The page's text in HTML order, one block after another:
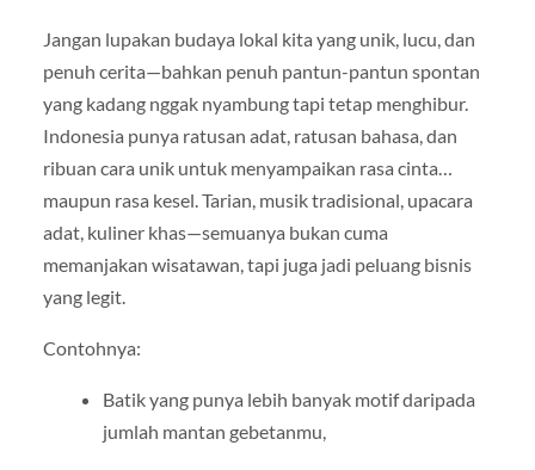
Jangan lupakan budaya lokal kita yang unik, lucu, dan
penuh cerita—bahkan penuh pantun-pantun spontan
yang kadang nggak nyambung tapi tetap menghibur.
Indonesia punya ratusan adat, ratusan bahasa, dan
ribuan cara unik untuk menyampaikan rasa cinta…
maupun rasa kesel. Tarian, musik tradisional, upacara
adat, kuliner khas—semuanya bukan cuma
memanjakan wisatawan, tapi juga jadi peluang bisnis
yang legit.
Contohnya:
Batik yang punya lebih banyak motif daripada
jumlah mantan gebetanmu,